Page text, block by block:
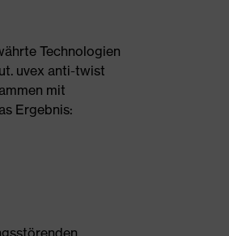
Technologien
uvex anti-twist
mit
Ergebnis: